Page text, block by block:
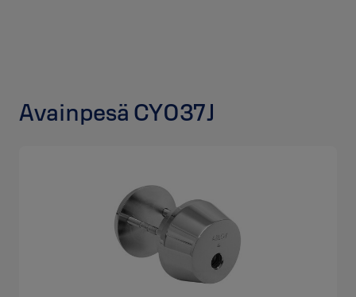
Avainpesä CY037J